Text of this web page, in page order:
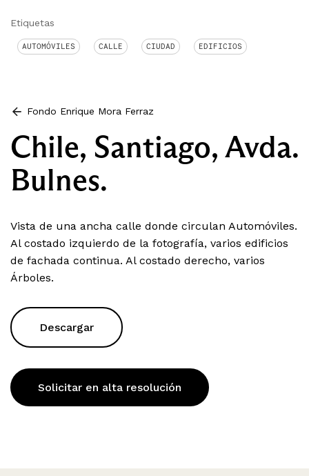
Etiquetas
AUTOMÓVILES CALLE CIUDAD EDIFICIOS
Fondo Enrique Mora Ferraz
Chile, Santiago, Avda.
Bulnes.
Vista de una ancha calle donde circulan Automóviles.
Al costado izquierdo de la fotografía, varios edificios
de fachada continua. Al costado derecho, varios
Árboles.
Descargar
Solicitar en alta resolución